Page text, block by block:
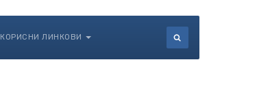
КОРИСНИ ЛИНКОВИ